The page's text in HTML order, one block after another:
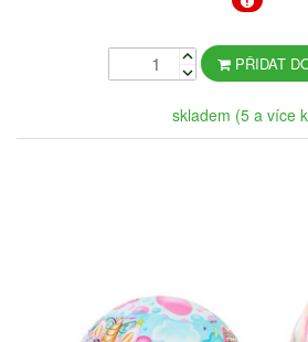
PŘIDAT
skladem (5 a více